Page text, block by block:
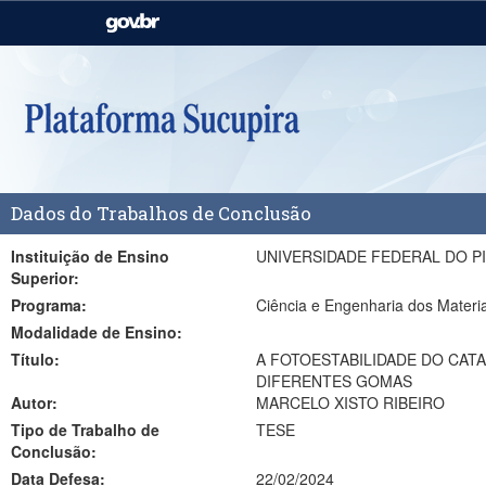
Casa Civil
Pecuária e Abastecimento
Dados do Trabalhos de Conclusão
Instituição de Ensino
Superior:
UNIVERSIDADE FEDERAL DO
Programa:
Ciência e Engenharia dos
Modalidade de Ensino:
Título:
A FOTOESTABILIDADE DO
DIFERENTES GOMAS
Autor:
MARCELO XISTO RIBEIRO
Tipo de Trabalho de
Conclusão:
TESE
Data Defesa:
22/02/2024